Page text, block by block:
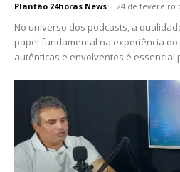
Plantão 24horas News - 24 de fevereiro
No universo dos podcasts, a
papel fundamental na experiência
autênticas e envolventes é essencial